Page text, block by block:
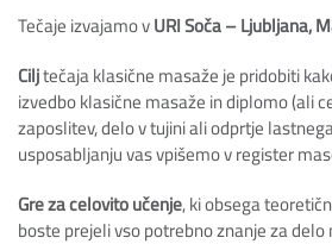
Tečaje izvajamo vURI Soča – Ljubljana,
Ciljtečaja klasične masaže je pridobiti
izvedbo klasične masaže in diplomo (ali
zaposlitev, delo v tujini ali odprtje
usposabljanju vas vpišemo v register
Gre za celovito učenje, ki obsega
boste prejeli vso potrebno znanje za